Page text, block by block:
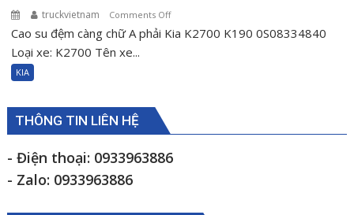
truckvietnam Comments Offon
Cao
phải
Kia
Cao su đệm càng chữ A phải Kia K2700 K190 0S08334840
Loại xe: K2700 Tên xe...
KIA
THÔNG TIN LIÊN HỆ
- Điện thoại: 0933963886
- Zalo: 0933963886